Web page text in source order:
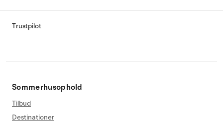
Trustpilot
Sommerhusophold
Tilbud
Destinationer